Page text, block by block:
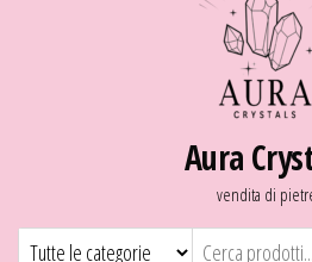
Aura
vendita di